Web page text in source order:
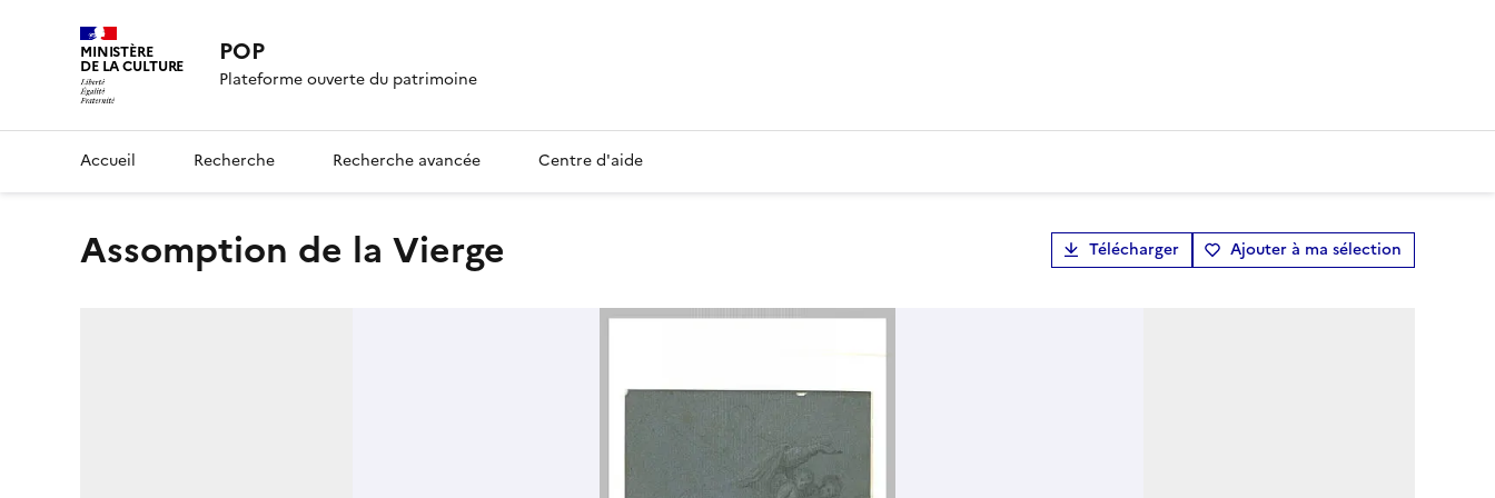
MINISTÈRE
DE LA CULTURE POP
Plateforme ouverte du patrimoine
Accueil Recherche Recherche avancée Centre d'aide
Assomption de la Vierge Télécharger Ajouter à ma sélection